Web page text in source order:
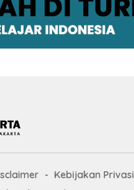
Kebijakan Privasi